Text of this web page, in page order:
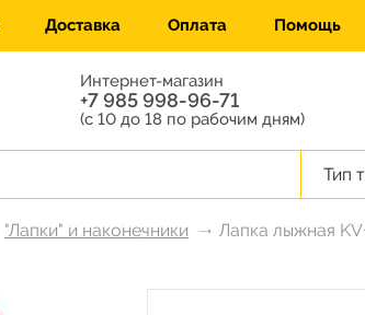
Доставка Оплата Помощь
Интернет-магазин
+7 985 998-96-71
(с 10 до 18 по рабочим дням)
Тип
"Лапки" и наконечники Лапка лыжная